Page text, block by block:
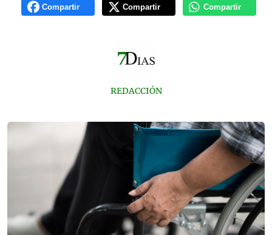
Compartir Compartir Compartir
REDACCIÓN